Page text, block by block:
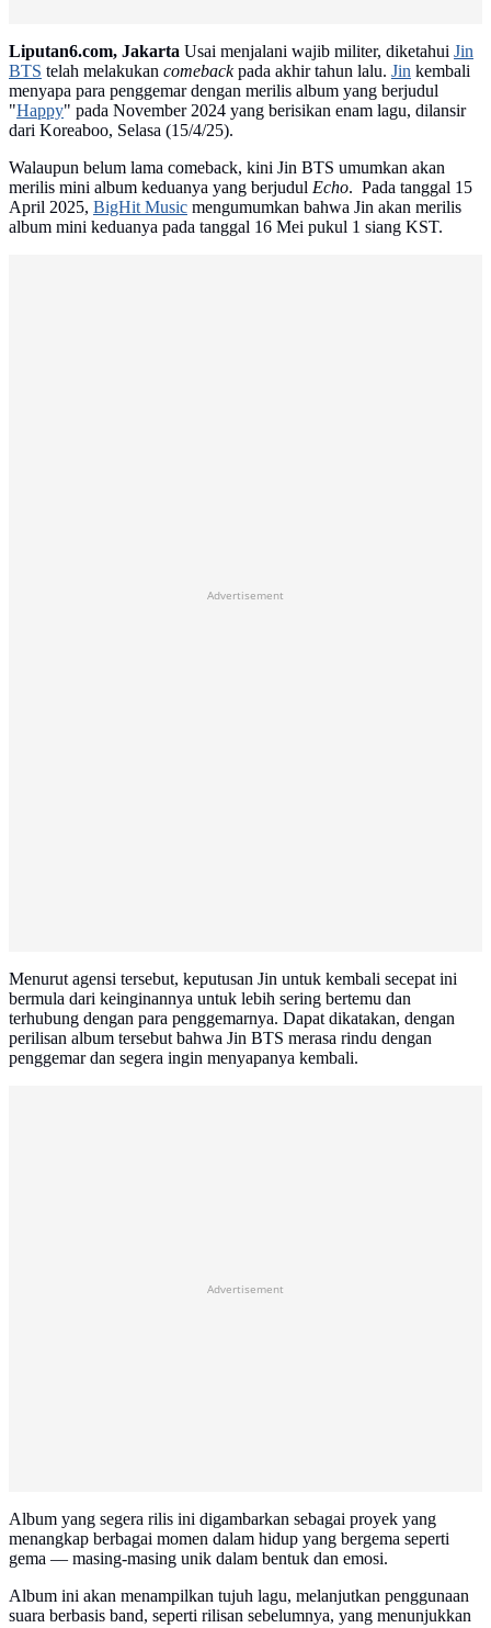
Liputan6.com, Jakarta Usai menjalani wajib militer, diketahui Jin
BTS telah melakukan comebackpada akhir tahun lalu. Jin kembali
menyapa para penggemar dengan merilis album yang berjudul
"Happy" pada November 2024 yang berisikan enam lagu, dilansir
dari Koreaboo, Selasa (15/4/25).
Walaupun belum lama comeback, kini Jin BTS umumkan akan
merilis mini album keduanya yang berjudul Echo. Pada tanggal 15
April 2025, BigHit Music mengumumkan bahwa Jin akan merilis
album mini keduanya pada tanggal 16 Mei pukul 1 siang KST.
Advertisement
Menurut agensi tersebut, keputusan Jin untuk kembali secepat ini
bermula dari keinginannya untuk lebih sering bertemu dan
terhubung dengan para penggemarnya. Dapat dikatakan, dengan
perilisan album tersebut bahwa Jin BTS merasa rindu dengan
penggemar dan segera ingin menyapanya kembali.
Advertisement
Album yang segera rilis ini digambarkan sebagai proyek yang
menangkap berbagai momen dalam hidup yang bergema seperti
gema — masing-masing unik dalam bentuk dan emosi.
Album ini akan menampilkan tujuh lagu, melanjutkan penggunaan
suara berbasis band, seperti rilisan sebelumnya, yang menunjukkan